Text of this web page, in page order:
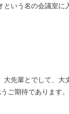
いう名の会議室に
先輩とでして、大
ご期待であります。